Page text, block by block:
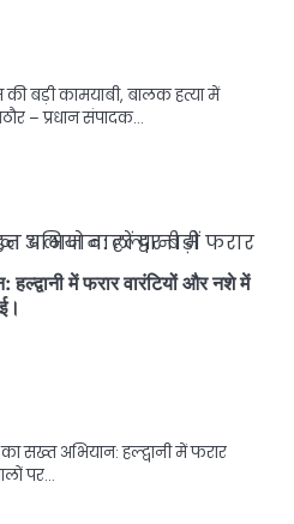
बड़ी कामयाबी, बालक हत्या में
– प्रधान संपादक…
में फरार वारंटियों और नशे में
अभियान: हल्द्वानी में फरार
पर…